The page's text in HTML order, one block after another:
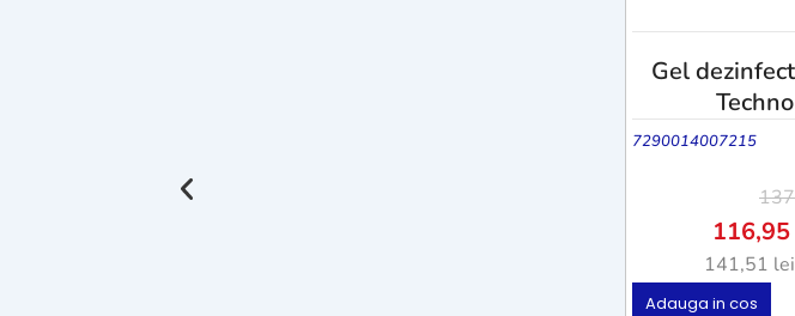
Gel
7290014007215
116,95
141,51 lei
Adauga in cos